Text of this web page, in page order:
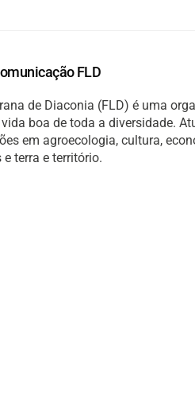
FLD
de Diaconia (FLD) é uma
boa de toda a diversidade.
em agroecologia, cultura,
terra e território.